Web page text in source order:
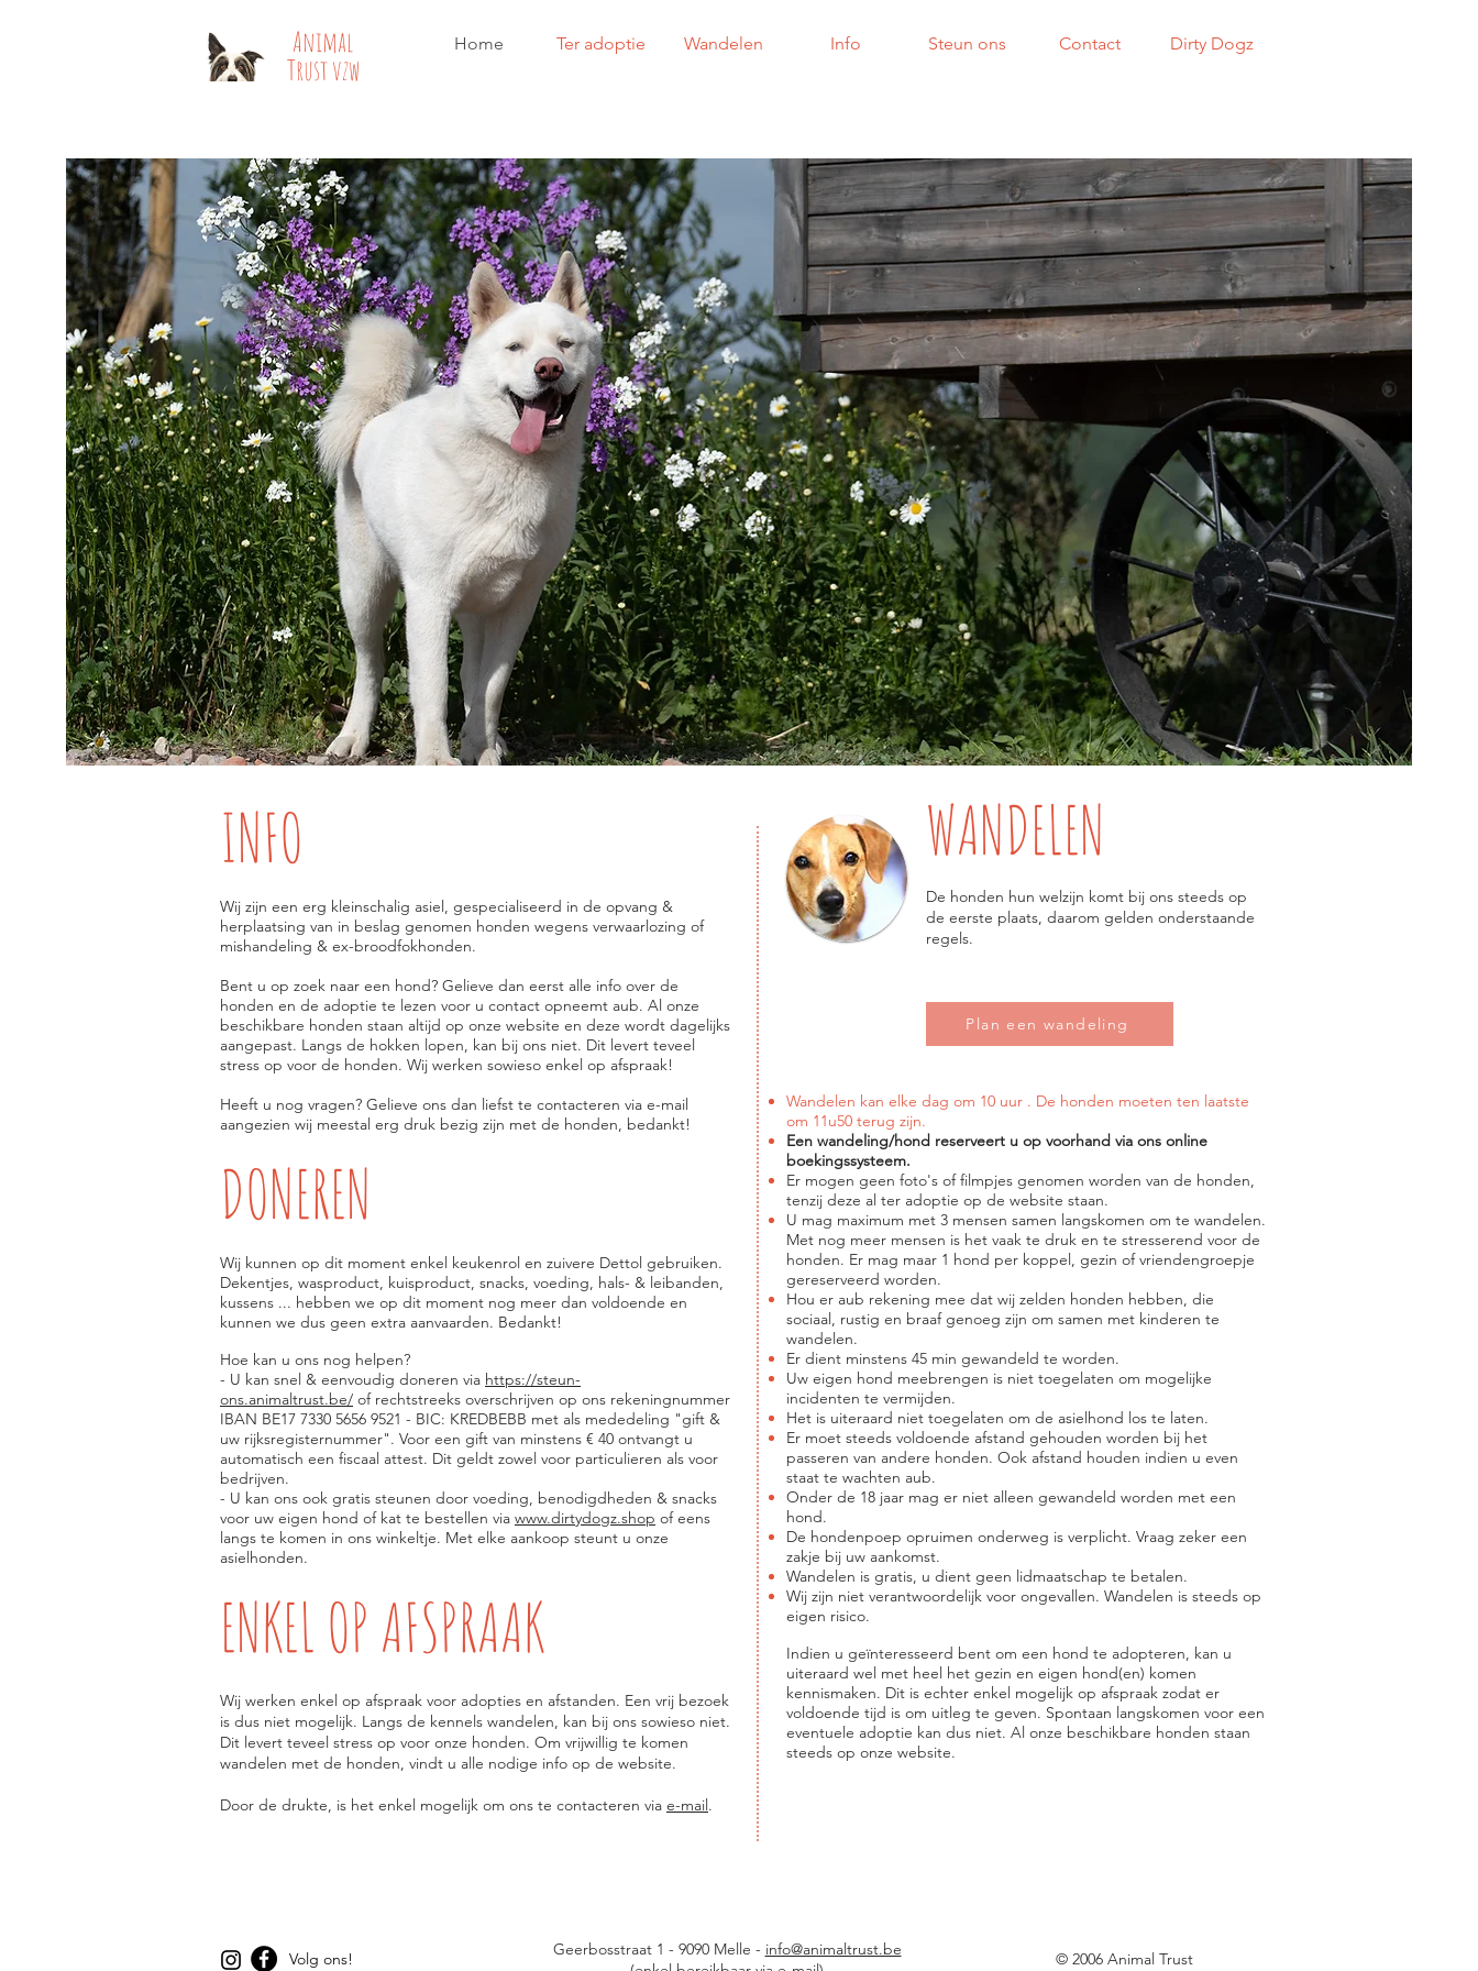
​​Animal
Trust vzw
Home Ter adoptie Wandelen Info Steun ons Contact Dirty Dogz
INFO
Wij zijn een erg kleinschalig asiel, gespecialiseerd in de opvang &
herplaatsing van in beslag genomen honden wegens verwaarlozing of
mishandeling & ex-broodfokhonden.
Bent u op zoek naar een hond? Gelieve dan eerst alle info over de
honden en de adoptie te lezen voor u contact opneemt aub. Al onze
beschikbare honden staan altijd op onze website en deze wordt dagelijks
aangepast. Langs de hokken lopen, kan bij ons niet. Dit levert teveel
stress op voor de honden. Wij werken sowieso enkel op afspraak!
Heeft u nog vragen? Gelieve ons dan liefst te contacteren via e-mail
aangezien wij meestal erg druk bezig zijn met de honden, bedankt!
DONEREN
Wij kunnen op dit moment enkel keukenrol en zuivere Dettol gebruiken.
Dekentjes, wasproduct, kuisproduct, snacks, voeding, hals- & leibanden,
kussens ... hebben we op dit moment nog meer dan voldoende en
kunnen we dus geen extra aanvaarden. Bedankt!
Hoe kan u ons nog helpen?
- U kan snel & eenvoudig doneren via https://steun-
ons.animaltrust.be/ of rechtstreeks overschrijven op ons rekeningnummer
IBAN BE17 7330 5656 9521 - BIC: KREDBEBB met als mededeling "gift &
uw rijksregisternummer". Voor een gift van minstens € 40 ontvangt u
automatisch een fiscaal attest. Dit geldt zowel voor particulieren als voor
bedrijven.
- U kan ons ook gratis steunen door voeding, benodigdheden & snacks
voor uw eigen hond of kat te bestellen via www.dirtydogz.shop of eens
langs te komen in ons winkeltje. Met elke aankoop steunt u onze
asielhonden.
ENKEL OP AFSPRAAK
Wij werken enkel op afspraak voor adopties en afstanden. Een vrij bezoek
is dus niet mogelijk. Langs de kennels wandelen, kan bij ons sowieso niet.
Dit levert teveel stress op voor onze honden. Om vrijwillig te komen
wandelen met de honden, vindt u alle nodige info op de website.
Door de drukte, is het enkel mogelijk om ons te contacteren via e-mail.
WANDELEN
De honden hun welzijn komt bij ons steeds op
de eerste plaats, daarom gelden onderstaande
regels.
Plan een wandeling
Wandelen kan elke dag om 10 uur . De honden moeten ten laatste
om 11u50 terug zijn.
Een wandeling/hond reserveert u op voorhand via ons online
boekingssysteem.
Er mogen geen foto's of filmpjes genomen worden van de honden,
tenzij deze al ter adoptie op de website staan.
U mag maximum met 3 mensen samen langskomen om te wandelen.
Met nog meer mensen is het vaak te druk en te stresserend voor de
honden. Er mag maar 1 hond per koppel, gezin of vriendengroepje
gereserveerd worden.
Hou er aub rekening mee dat wij zelden honden hebben, die
sociaal, rustig en braaf genoeg zijn om samen met kinderen te
wandelen.
Er dient minstens 45 min gewandeld te worden.
Uw eigen hond meebrengen is niet toegelaten om mogelijke
incidenten te vermijden.
Het is uiteraard niet toegelaten om de asielhond los te laten.
Er moet steeds voldoende afstand gehouden worden bij het
passeren van andere honden. Ook afstand houden indien u even
staat te wachten aub.
Onder de 18 jaar mag er niet alleen gewandeld worden met een
hond.
De hondenpoep opruimen onderweg is verplicht. Vraag zeker een
zakje bij uw aankomst.
Wandelen is gratis, u dient geen lidmaatschap te betalen.
Wij zijn niet verantwoordelijk voor ongevallen. Wandelen is steeds op
eigen risico.
Indien u geïnteresseerd bent om een hond te adopteren, kan u
uiteraard wel met heel het gezin en eigen hond(en) komen
kennismaken. Dit is echter enkel mogelijk op afspraak zodat er
voldoende tijd is om uitleg te geven. Spontaan langskomen voor een
eventuele adoptie kan dus niet. Al onze beschikbare honden staan
steeds op onze website.
Volg ons! Geerbosstraat 1 - 9090 Melle - info@animaltrust.be
© 2006 Animal Trust